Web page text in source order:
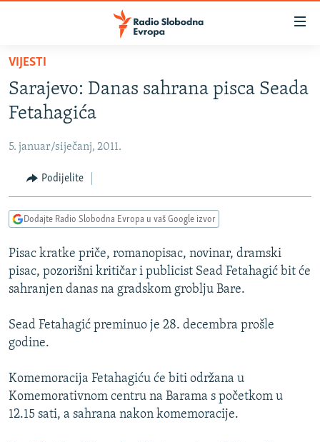
Pređite
glavni
sadržaj
na
navigaciju
Pređite
na
BOSNA I HERCEGOVINA
KOSOVO
CRNA GORA
VIDEO
FOTOGALERIJE
INFOGRAFIKE
PODCASTI
RAT U UKRAJINI
KINA NA BALKANU
ISPRIČAJ MI
SPECIJALI RSE
VIŠE OD NASLOVA
PRATITE NAS
VIJESTI
Sarajevo: Danas sahrana pisca Seada
Fetahagića
5. januar/siječanj, 2011.
Podijelite
Dodajte Radio Slobodna Evropa u vaš Google izvor
Pisac kratke priče, romanopisac, novinar, dramski
pisac, pozorišni kritičar i publicist Sead Fetahagić bit će
sahranjen danas na gradskom groblju Bare.
Sead Fetahagić preminuo je 28. decembra prošle
godine.
Komemoracija Fetahagiću će biti održana u
Komemorativnom centru na Barama s početkom u
12.15 sati, a sahrana nakon komemoracije.